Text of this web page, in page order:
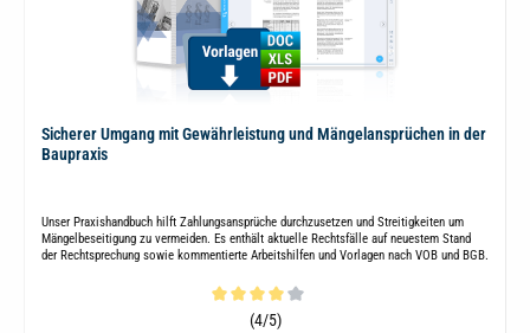
Sicherer Umgang mit Gewährleistung und Mängelansprüchen in der
Baupraxis
Unser Praxishandbuch hilft Zahlungsansprüche durchzusetzen und Streitigkeiten um
Mängelbeseitigung zu vermeiden. Es enthält aktuelle Rechtsfälle auf neuestem Stand
der Rechtsprechung sowie kommentierte Arbeitshilfen und Vorlagen nach VOB und BGB.
Durchschnittliche Bewertung von 4 von 5 Sternen
(4/5)